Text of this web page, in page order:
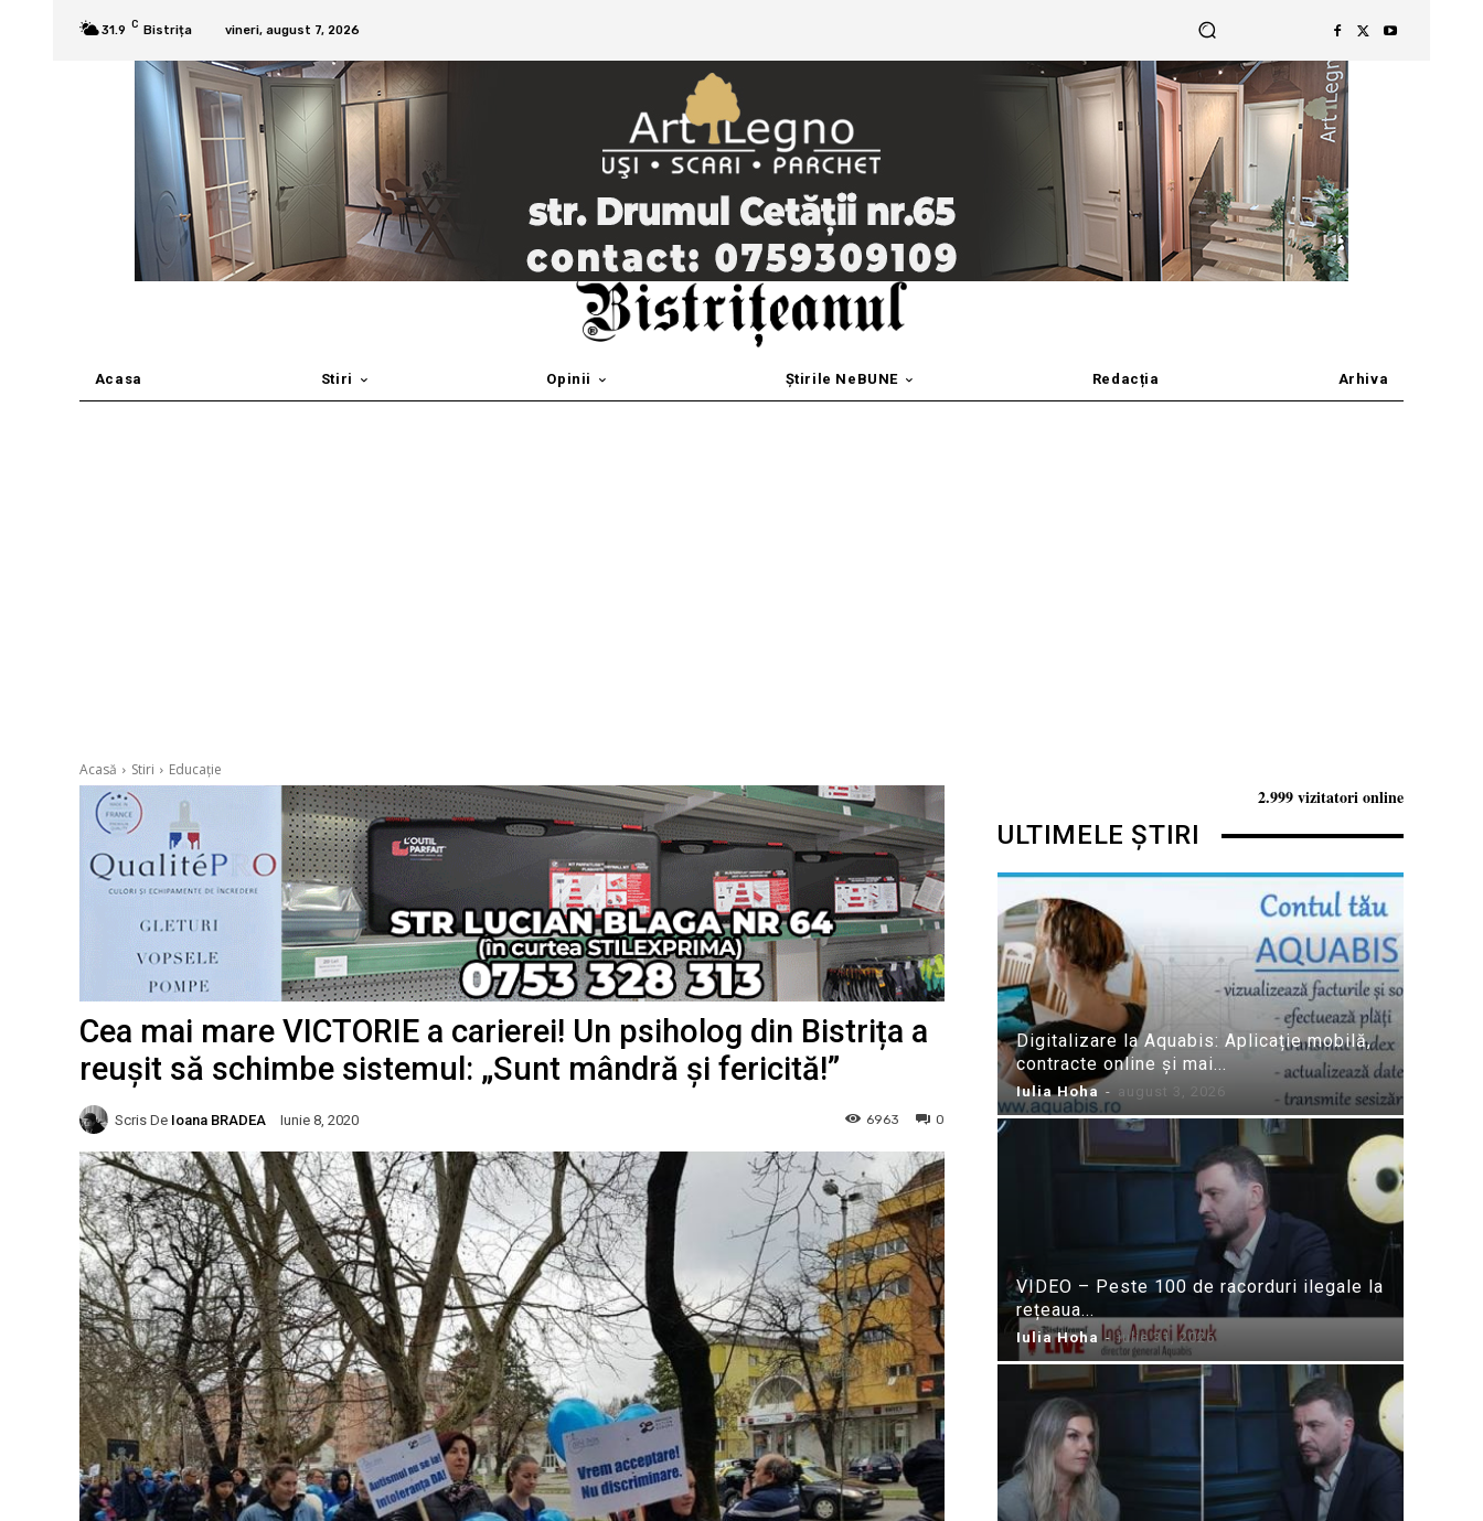
31.9 C Bistrița vineri, august 7, 2026
Acasa Stiri Opinii Știrile NeBUNE Redacția Arhiva
Acasă Stiri Educație
Cea mai mare VICTORIE a carierei! Un psiholog din Bistrița a
reușit să schimbe sistemul: „Sunt mândră și fericită!”
Scris De Ioana BRADEA Iunie 8, 2020 0
6963
2.999 vizitatori online
ULTIMELE ȘTIRI
Digitalizare la Aquabis: Aplicație mobilă,
contracte online și mai...
Iulia Hoha - august 3, 2026
VIDEO – Peste 100 de racorduri ilegale la
rețeaua...
Iulia Hoha - iulie 31, 2026